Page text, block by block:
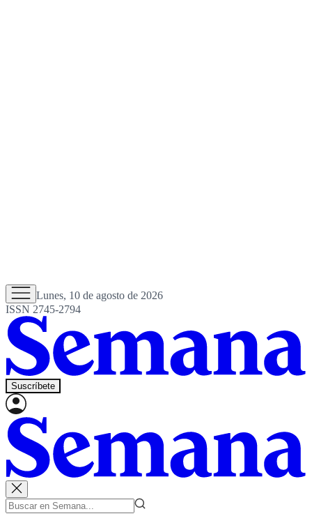
Lunes, 10 de agosto de 2026
ISSN 2745-2794
Suscríbete